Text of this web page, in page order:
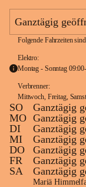
m
Ganztägig
Folgende Fahrzeiten
Elektro:
Montag - Sonntag
Verbrenner:
Mittwoch, Freitag,
SO
Ganztägig
MO Ganztägig
DI
Ganztägig
MI
Ganztägig
DO
Ganztägig
FR
Ganztägig
SA
Ganztägig
Mariä